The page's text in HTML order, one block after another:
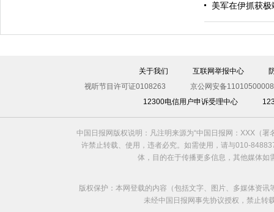
美军在伊抓获极
关于我们 互联网举报中心
视听节目许可证0108263
京公网安备
12300电信用户申诉受理中心
中国日报网版权说明：凡注明来源为“中国日报网：XXX（
许禁止转载、使用，违者必究。如需使用，请与010-
体，目的在于传播更多信息，其他媒体
版权保护：本网登载的内容（包括文字、图片、多媒体资
未经中国日报网事先协议授权，禁止转